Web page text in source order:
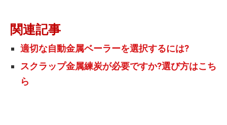
関連記事
適切な自動金属ベーラーを選択するには?
スクラップ金属練炭が必要ですか?選び方はこち
ら